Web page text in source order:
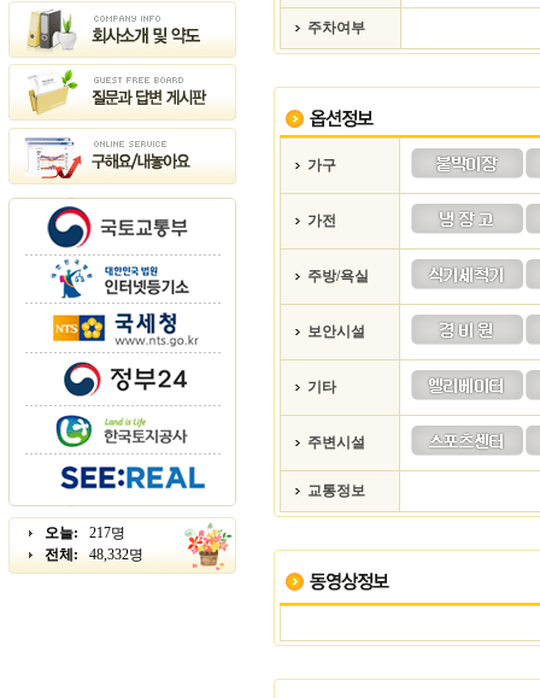
오늘:
217명
전체:
48,332명
주차여부
가구
가전
주방/욕실
보안시설
기타
주변시설
교통정보